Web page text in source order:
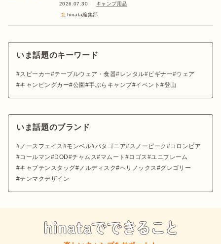
2026.07.30
キャンプ用品
hinata編集部
いま話題のキーワード
スピーカー テーブルウェア・食器 レンタル ビギナー
ウェア
キャンピングカー 公園 手ぶらキャンプ イベント 登山
いま話題のブランド
ノースフェイス モンベル パタゴニア スノーピーク
コロンビア
コールマン
DOD チャムス マムート ロゴス
ユニフレーム
キャプテンスタッグ
ノルディスク ヘリノックス
グレゴリー
テンマクデザイン